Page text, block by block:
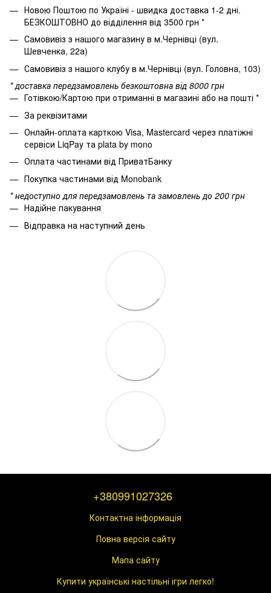
Новою Поштою по Україні - швидка доставка 1-2 дні.
БЕЗКОШТОВНО до відділення від 3500 грн *
Самовивіз з нашого магазину в м.Чернівці (вул.
Шевченка, 22а)
Самовивіз з нашого клубу в м.Чернівці (вул. Головна, 103)
* доставка передзамовлень безкоштовна від 8000 грн
Готівкою/Картою при отриманні в магазині або на пошті *
За реквізитами
Онлайн-оплата карткою Visa, Mastercard через платіжні
сервіси LiqPay та plata by mono
Оплата частинами від ПриватБанку
Покупка частинами від Monobank
* недоступно для передзамовлень та замовлень до 200 грн
Надійне пакування
Відправка на наступний день
+380991027326
Контактна інформація
Повна версія сайту
Мапа сайту
Купити українські настільні ігри легко!